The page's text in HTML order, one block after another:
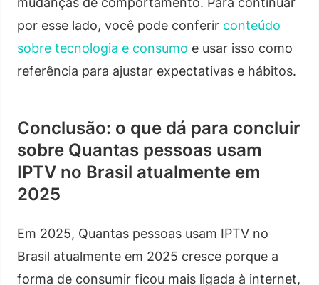
por esse lado, você pode conferir conteúdo
sobre tecnologia e consumo e usar isso como
referência para ajustar expectativas e hábitos.
Conclusão: o que dá para concluir
sobre Quantas pessoas usam
IPTV no Brasil atualmente em
2025
Em 2025, Quantas pessoas usam IPTV no
Brasil atualmente em 2025 cresce porque a
forma de consumir ficou mais ligada à internet,